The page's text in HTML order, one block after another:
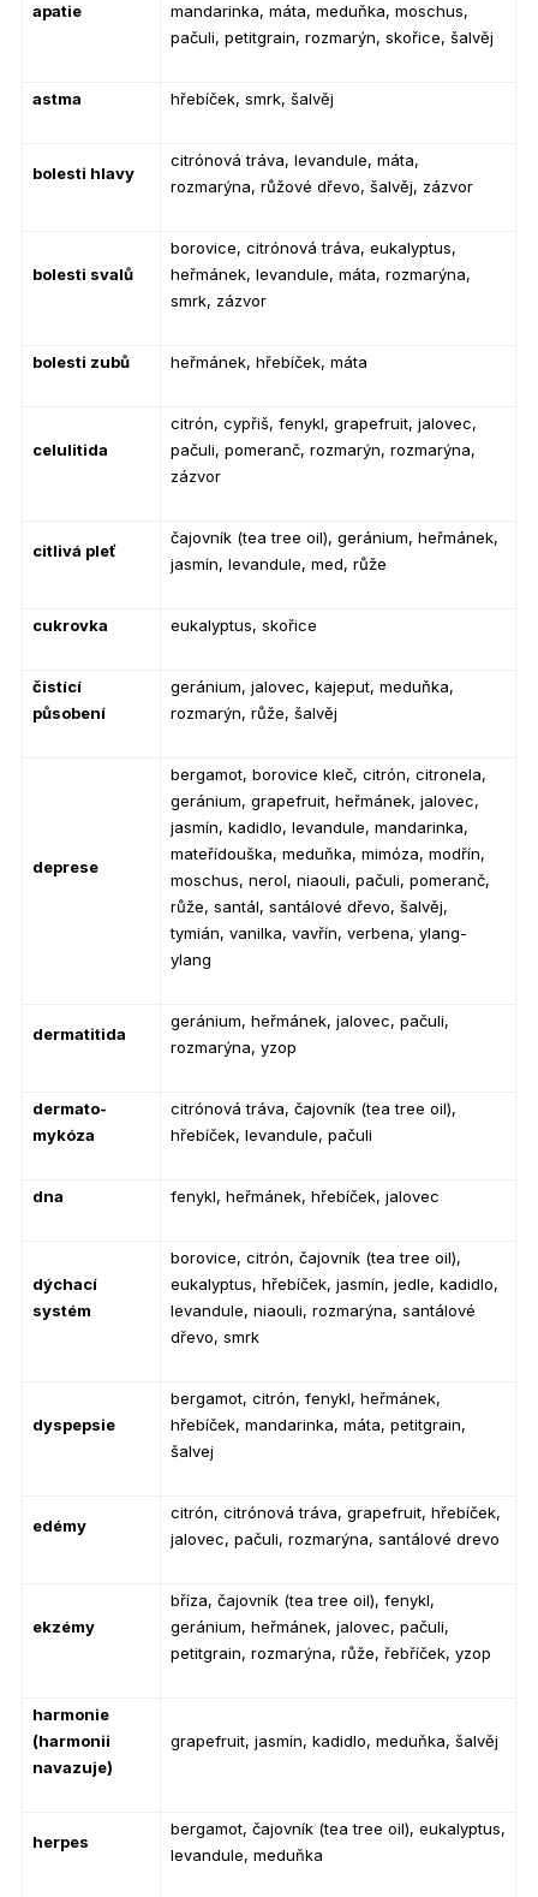
apatie
mandarinka, máta, meduňka, moschus,
pačuli, petitgrain, rozmarýn, skořice, šalvěj
astma hřebíček, smrk, šalvěj
bolesti hlavy
citrónová tráva, levandule, máta,
rozmarýna, růžové dřevo, šalvěj, zázvor
bolesti svalů
borovice, citrónová tráva, eukalyptus,
heřmánek, levandule, máta, rozmarýna,
smrk, zázvor
bolesti zubů heřmánek, hřebíček, máta
celulitida
citrón, cypřiš, fenykl, grapefruit, jalovec,
pačuli, pomeranč, rozmarýn, rozmarýna,
zázvor
citlivá pleť
čajovník (tea tree oil), geránium, heřmánek,
jasmín, levandule, med, růže
cukrovka eukalyptus, skořice
čistící
působení
geránium, jalovec, kajeput, meduňka,
rozmarýn, růže, šalvěj
deprese
bergamot, borovice kleč, citrón, citronela,
geránium, grapefruit, heřmánek, jalovec,
jasmín, kadidlo, levandule, mandarinka,
mateřídouška, meduňka, mimóza, modřín,
moschus, nerol, niaouli, pačuli, pomeranč,
růže, santál, santálové dřevo, šalvěj,
tymián, vanilka, vavřín, verbena, ylang-
ylang
dermatitida
geránium, heřmánek, jalovec, pačuli,
rozmarýna, yzop
dermato-
mykóza
citrónová tráva, čajovník (tea tree oil),
hřebíček, levandule, pačuli
dna fenykl, heřmánek, hřebíček, jalovec
dýchací
systém
borovice, citrón, čajovník (tea tree oil),
eukalyptus, hřebíček, jasmín, jedle, kadidlo,
levandule, niaouli, rozmarýna, santálové
dřevo, smrk
dyspepsie
bergamot, citrón, fenykl, heřmánek,
hřebíček, mandarinka, máta, petitgrain,
šalvej
edémy
citrón, citrónová tráva, grapefruit, hřebíček,
jalovec, pačuli, rozmarýna, santálové drevo
ekzémy
bříza, čajovník (tea tree oil), fenykl,
geránium, heřmánek, jalovec, pačuli,
petitgrain, rozmarýna, růže, řebříček, yzop
harmonie
(harmonii
navazuje)
grapefruit, jasmín, kadidlo, meduňka, šalvěj
herpes
bergamot, čajovník (tea tree oil), eukalyptus,
levandule, meduňka